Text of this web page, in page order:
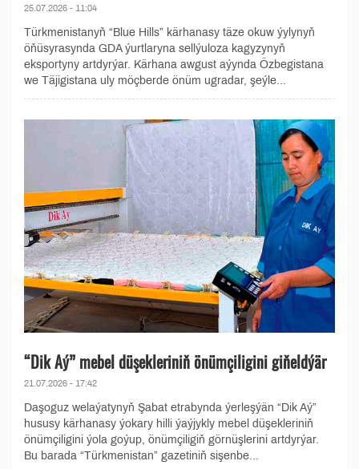
25.07.2026 - 11:04
Türkmenistanyň “Blue Hills” kärhanasy täze okuw ýylynyň
öňüsyrasynda GDA ýurtlaryna sellýuloza kagyzynyň
eksportyny artdyrýar. Kärhana awgust aýynda Özbegistana
we Täjigistana uly möçberde önüm ugradar, şeýle...
“Dik Aý” mebel düşekleriniň önümçiligini giňeldýär
21.07.2026 - 17:42
Daşoguz welaýatynyň Şabat etrabynda ýerleşýän “Dik Aý”
hususy kärhanasy ýokary hilli ýaýjykly mebel düşekleriniň
önümçiligini ýola goýup, önümçiligiň görnüşlerini artdyrýar.
Bu barada “Türkmenistan” gazetiniň sişenbe...